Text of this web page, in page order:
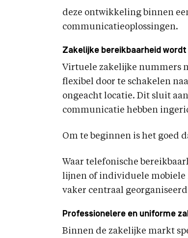
deze ontwikkeling binnen
communicatieoplossingen.
Zakelijke bereikbaarheid
Virtuele zakelijke nummers
flexibel door te schakelen
ongeacht locatie. Dit sluit
communicatie hebben
Om te beginnen is het goed
Waar telefonische
lijnen of individuele mobiele
vaker centraal
Professionelere en uniforme
Binnen de zakelijke markt